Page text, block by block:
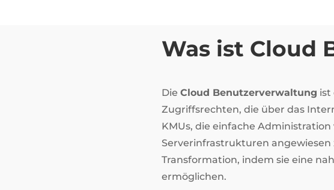
Was ist Cloud
Die Cloud Benutzerverwaltung ist
Zugriffsrechten, die über das
KMUs, die einfache
Serverinfrastrukturen angewiesen
Transformation, indem sie eine
ermöglichen.